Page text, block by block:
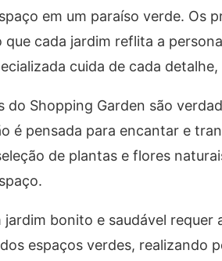
em um paraíso verde. Os
que cada jardim reflita a
cuida de cada
do Shopping Garden são
é pensada para encantar e
de plantas e flores
jardim bonito e saudável
espaços verdes, realizando